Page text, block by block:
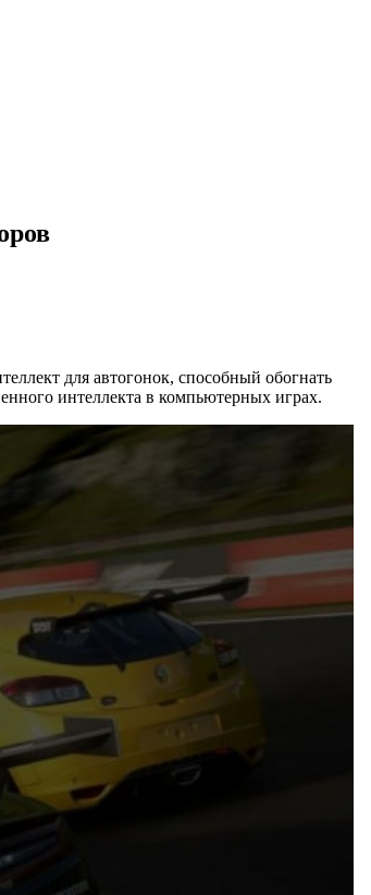
для автогонок, способный обогнать
интеллекта в компьютерных играх.